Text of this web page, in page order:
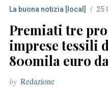
r
c
h
f
o
r
La buona notizia [local] 25
Premiati tre
imprese tessili
800mila euro
by Redazione